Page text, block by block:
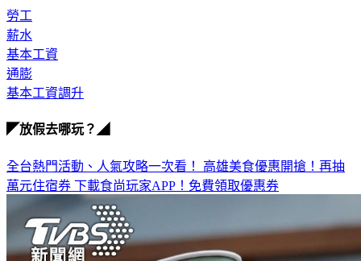
勞工
薪水
基本工資
通膨
基本工資調升
◤放假去哪玩？◢
全台熱門活動、人氣攻略一次看！ 高雄美食優惠開搶！再抽
萬元住宿券 下載食尚玩家APP！免費領取優惠券